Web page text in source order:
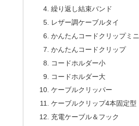
繰り返し結束バンド
レザー調ケーブルタイ
かんたんコードクリップミニ
かんたんコードクリップ
コードホルダー小
コードホルダー大
ケーブルクリッパー
ケーブルクリップ4本固定型
充電ケーブル＆フック